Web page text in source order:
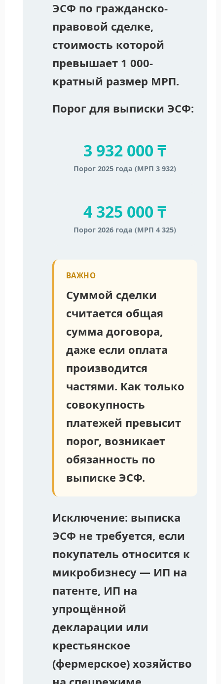
ЭСФ по гражданско-
правовой сделке,
стоимость которой
превышает 1 000-
кратный размер МРП.
Порог для выписки ЭСФ:
3 932 000 ₸
Порог 2025 года (МРП 3 932)
4 325 000 ₸
Порог 2026 года (МРП 4 325)
ВАЖНО
Суммой сделки
считается общая
сумма договора,
даже если оплата
производится
частями. Как только
совокупность
платежей превысит
порог, возникает
обязанность по
выписке ЭСФ.
Исключение: выписка
ЭСФ не требуется, если
покупатель относится к
микробизнесу — ИП на
патенте, ИП на
упрощённой
декларации или
крестьянское
(фермерское) хозяйство